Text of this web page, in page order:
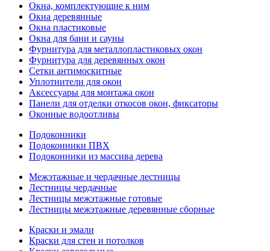
Окна, комплектующие к ним
Окна деревянные
Окна пластиковые
Окна для бани и сауны
Фурнитура для металлопластиковых окон
Фурнитура для деревянных окон
Сетки антимоскитные
Уплотнители для окон
Аксессуары для монтажа окон
Панели для отделки откосов окон, фиксаторы
Оконные водоотливы
Подоконники
Подоконники ПВХ
Подоконники из массива дерева
Межэтажные и чердачные лестницы
Лестницы чердачные
Лестницы межэтажные готовые
Лестницы межэтажные деревянные сборные
Краски и эмали
Краски для стен и потолков